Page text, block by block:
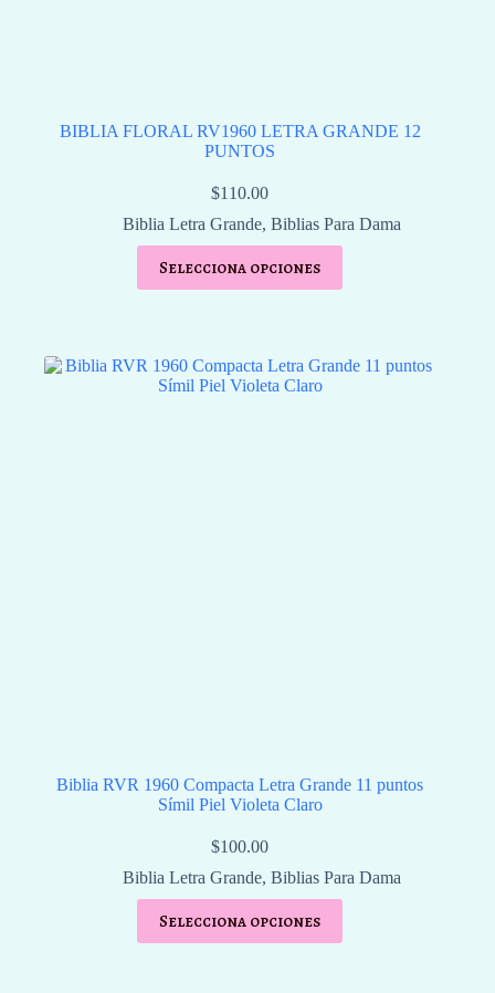
BIBLIA FLORAL RV1960 LETRA GRANDE 12
PUNTOS
$110.00
Biblia Letra Grande,Biblias Para Dama
Selecciona opciones
Biblia RVR 1960 Compacta Letra Grande 11 puntos
Símil Piel Violeta Claro
$100.00
Biblia Letra Grande,Biblias Para Dama
Selecciona opciones